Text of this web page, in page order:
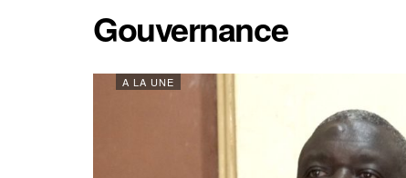
Gouvernance
A LA UNE